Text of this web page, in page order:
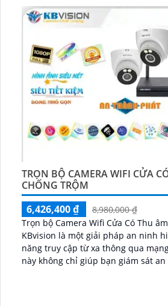
TRỌN BỘ CAMERA WIFI CỬA
CHỐNG TRỘM
6,426,400 ₫
8,980,000 ₫
Trọn bộ Camera Wifi Cửa Có Thu
KBvision là một giải pháp an ninh
năng truy cập từ xa thông qua mạng wifi.
này không chỉ giúp bạn giám sát